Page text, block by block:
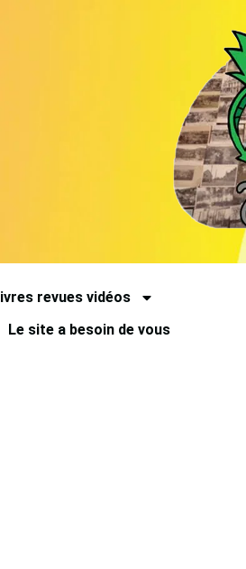
revues vidéos
Le site a besoin de vous